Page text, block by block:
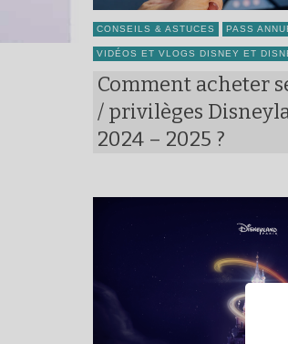
CONSEILS & ASTUCES PASS
VIDÉOS ET VLOGS DISNEY ET
Comment acheter
/ privilèges
2024 – 2025 ?